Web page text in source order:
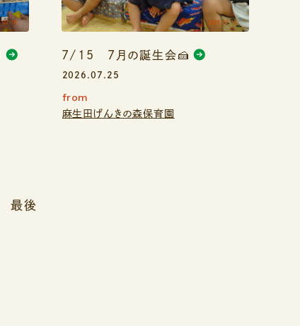
7/15 7月の誕生会🍰
2026.07.25
from
麻生田げんきの森保育園
最後